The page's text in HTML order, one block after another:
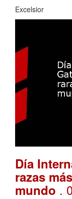
Excelsior
Día
razas
mundo .